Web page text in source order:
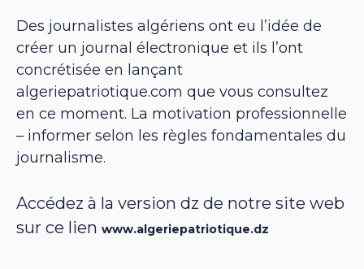
Des journalistes algériens ont eu l’idée de
créer un journal électronique et ils l’ont
concrétisée en lançant
algeriepatriotique.com que vous consultez
en ce moment. La motivation professionnelle
– informer selon les règles fondamentales du
journalisme.
Accédez à la version dz de notre site web
sur ce lien www.algeriepatriotique.dz